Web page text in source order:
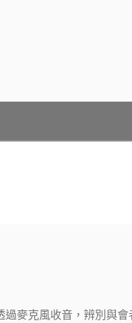
過麥克風收音，辨別與會